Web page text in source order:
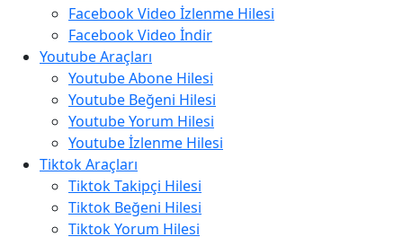
Facebook Video İzlenme Hilesi
Facebook Video İndir
Youtube Araçları
Youtube Abone Hilesi
Youtube Beğeni Hilesi
Youtube Yorum Hilesi
Youtube İzlenme Hilesi
Tiktok Araçları
Tiktok Takipçi Hilesi
Tiktok Beğeni Hilesi
Tiktok Yorum Hilesi